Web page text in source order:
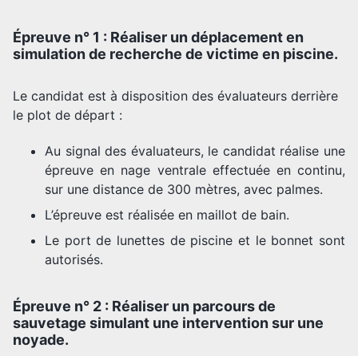
Épreuve n° 1 : Réaliser un déplacement en
simulation de recherche de victime en piscine.
Le candidat est à disposition des évaluateurs derrière
le plot de départ :
Au signal des évaluateurs, le candidat réalise une
épreuve en nage ventrale effectuée en continu,
sur une distance de 300 mètres, avec palmes.
L’épreuve est réalisée en maillot de bain.
Le port de lunettes de piscine et le bonnet sont
autorisés.
Épreuve n° 2 : Réaliser un parcours de
sauvetage simulant une intervention sur une
noyade.